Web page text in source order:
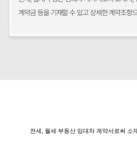
계약금 등을 기재할 수 있고 상세한 계약조항
전세, 월세 부동산 임대차 계약서로써 소